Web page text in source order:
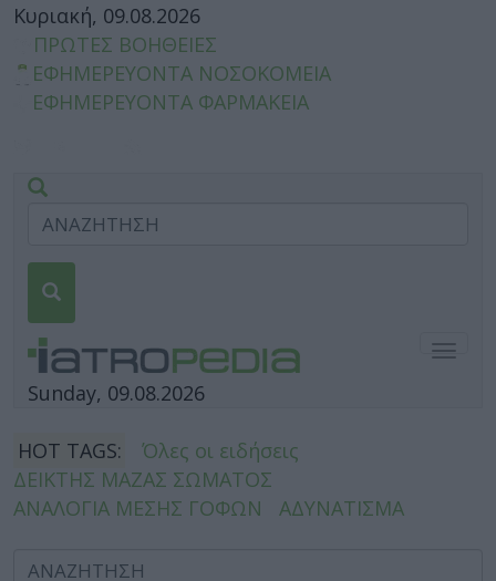
Κυριακή, 09.08.2026
ΠΡΩΤΕΣ ΒΟΗΘΕΙΕΣ
ΕΦΗΜΕΡΕΥΟΝΤΑ ΝΟΣΟΚΟΜΕΙΑ
ΕΦΗΜΕΡΕΥΟΝΤΑ ΦΑΡΜΑΚΕΙΑ
Sunday, 09.08.2026
HOT TAGS:
Όλες οι ειδήσεις
ΔΕΙΚΤΗΣ ΜΑΖΑΣ ΣΩΜΑΤΟΣ
ΑΝΑΛΟΓΙΑ ΜΕΣΗΣ ΓΟΦΩΝ
ΑΔΥΝΑΤΙΣΜΑ